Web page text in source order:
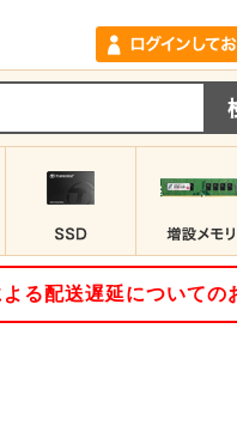
る配送遅延についての